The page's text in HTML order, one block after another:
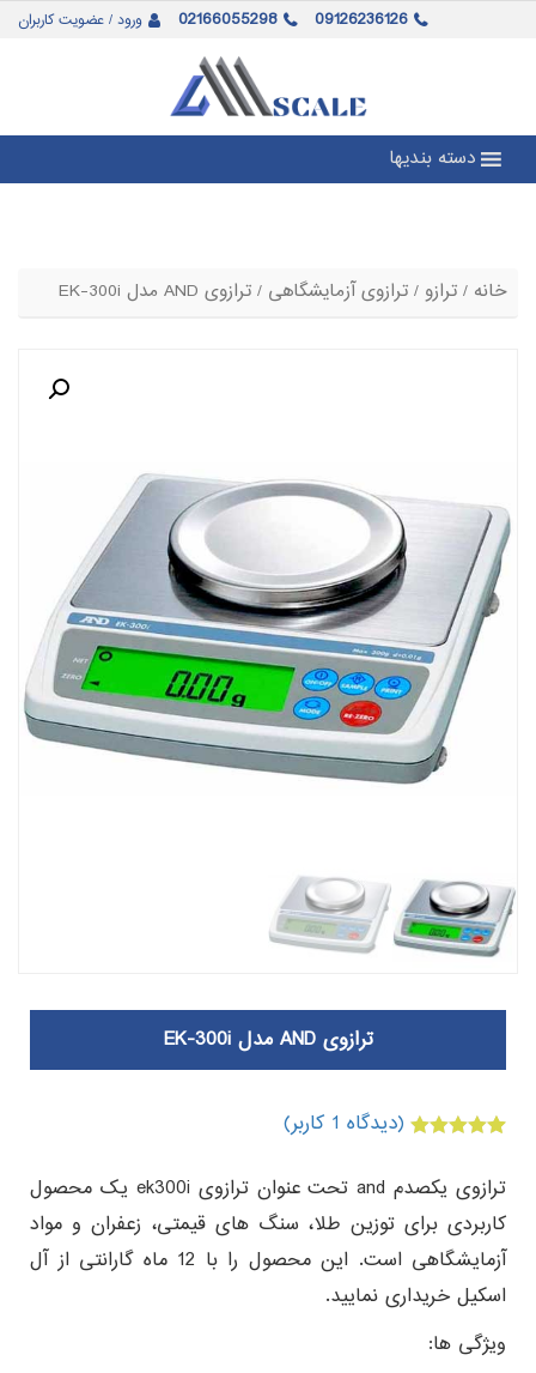
ورود / عضویت کاربران 02166055298 09126236126
دسته بندیها
خانه /ترازو/ترازوی آزمایشگاهی / ترازوی AND مدل EK-300i
ترازوی AND مدل EK-300i
امتیازدهی
مشتری
(دیدگاه 1 کاربر)
ترازوی یکصدم and تحت عنوان ترازوی ek300i یک محصول
کاربردی برای توزین طلا، سنگ های قیمتی، زعفران و مواد
آزمایشگاهی است. این محصول را با 12 ماه گارانتی از آل
اسکیل خریداری نمایید.
ویژگی ها: